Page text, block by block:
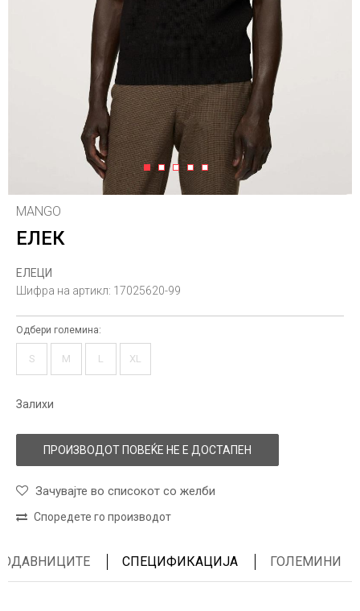
1 2 3 4 5
MANGO
ЕЛЕК
ЕЛЕЦИ
Шифра на артикл: 17025620-99
Одбери големина:
S M L XL
Залихи
ПРОИЗВОДОТ ПОВЕЌЕ НЕ Е ДОСТАПЕН
Зачувајте во списокот со желби
Споредете го производот
СПЕЦИФИКАЦИЈА ГОЛЕМИНИ